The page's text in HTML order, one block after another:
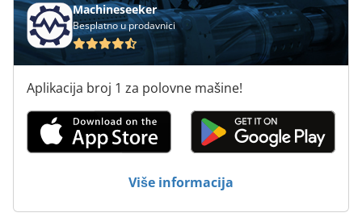
Machineseeker
Besplatno u prodavnici
Aplikacija broj 1 za polovne mašine!
Više informacija